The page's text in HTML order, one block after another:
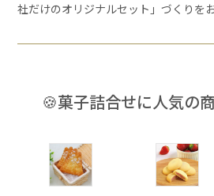
社だけのオリジナルセット」づくりを
🍪菓子詰合せに人気の